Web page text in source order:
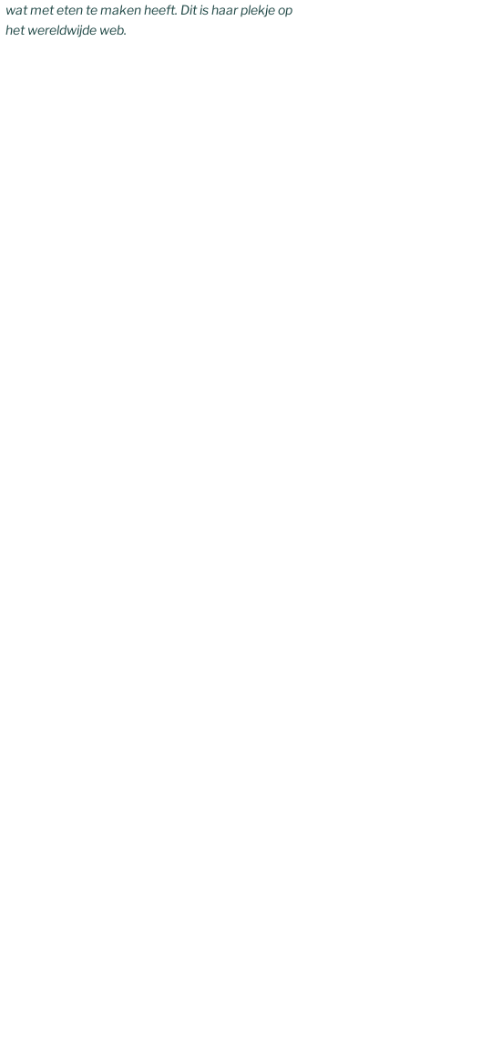
wat met eten te maken heeft. Dit is haar plekje op
het wereldwijde web.